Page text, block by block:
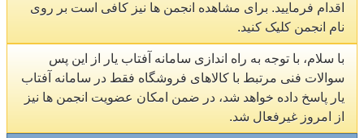
اقدام فرمایید. برای مشاهده انجمن ها نیز کافی است بر روی
نام انجمن کلیک کنید.
با سلام، با توجه به راه اندازی سامانه آفتاب یار از این پس
سوالات فنی مرتبط با کالاهای فروشگاه فقط در سامانه آفتاب
یار پاسخ داده خواهد شد، در ضمن امکان عضویت انجمن ها نیز
از امروز غیرفعال شد.